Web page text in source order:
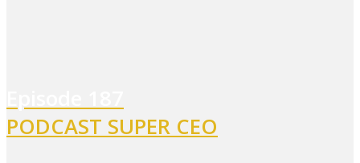
PODCAST SUPER CEO